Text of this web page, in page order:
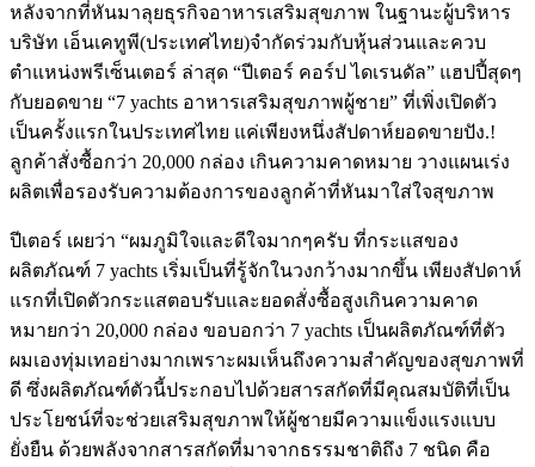
หลังจากที่หันมาลุยธุรกิจอาหารเสริมสุขภาพ ในฐานะผู้บริหาร
บริษัท เอ็นเคทูพี(ประเทศไทย)จำกัดร่วมกับหุ้นส่วนและควบ
ตำแหน่งพรีเซ็นเตอร์ ล่าสุด “ปีเตอร์ คอร์ป ไดเรนดัล” แฮปปี้สุดๆ
กับยอดขาย “7 yachts อาหารเสริมสุขภาพผู้ชาย” ที่เพิ่งเปิดตัว
เป็นครั้งแรกในประเทศไทย แค่เพียงหนึ่งสัปดาห์ยอดขายปัง.!
ลูกค้าสั่งซื้อกว่า 20,000 กล่อง เกินความคาดหมาย วางแผนเร่ง
ผลิตเพื่อรองรับความต้องการของลูกค้าที่หันมาใส่ใจสุขภาพ
ปีเตอร์ เผยว่า “ผมภูมิใจและดีใจมากๆครับ ที่กระเเสของ
ผลิตภัณฑ์ 7 yachts เริ่มเป็นที่รู้จักในวงกว้างมากขึ้น เพียงสัปดาห์
แรกที่เปิดตัวกระแสตอบรับและยอดสั่งซื้อสูงเกินความคาด
หมายกว่า 20,000 กล่อง ขอบอกว่า 7 yachts เป็นผลิตภัณฑ์ที่ตัว
ผมเองทุ่มเทอย่างมากเพราะผมเห็นถึงความสำคัญของสุขภาพที่
ดี ซึ่งผลิตภัณฑ์ตัวนี้ประกอบไปด้วยสารสกัดที่มีคุณสมบัติที่เป็น
ประโยชน์ที่จะช่วยเสริมสุขภาพให้ผู้ชายมีความแข็งแรงแบบ
ยั่งยืน ด้วยพลังจากสารสกัดที่มาจากธรรมชาติถึง 7 ชนิด คือ